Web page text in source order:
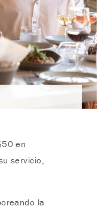
en
servicio,
la